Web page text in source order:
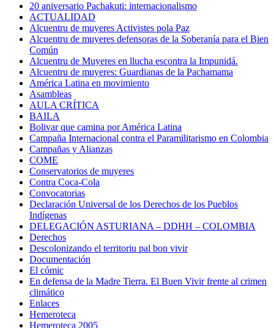
20 aniversario Pachakuti: internacionalismo
ACTUALIDAD
Alcuentru de muyeres Activistes pola Paz
Alcuentru de muyeres defensoras de la Soberanía para el Bien
Común
Alcuentru de Muyeres en llucha escontra la Impunidá.
Alcuentru de muyeres: Guardianas de la Pachamama
América Latina en movimiento
Asambleas
AULA CRÍTICA
BAILA
Bolivar que camina por América Latina
Campaña Internacional contra el Paramilitarismo en Colombia
Campañas y Alianzas
COME
Conservatorios de muyeres
Contra Coca-Cola
Convocatorias
Declaración Universal de los Derechos de los Pueblos
Indígenas
DELEGACIÓN ASTURIANA – DDHH – COLOMBIA
Derechos
Descolonizando el territoriu pal bon vivir
Documentación
El cómic
En defensa de la Madre Tierra. El Buen Vivir frente al crimen
climático
Enlaces
Hemeroteca
Hemeroteca 2005